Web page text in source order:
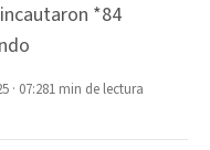
*84
· 07:281 min de lectura